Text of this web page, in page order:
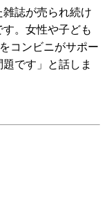
誌が売られ続け
。女性や子ども
コンビニがサポー
です」と話しま